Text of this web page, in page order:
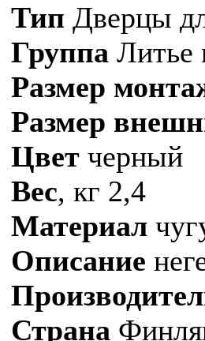
Тип Дверцы
Группа Литье
Размер
Размер
Цвет черный
Вес, кг 2,4
Материал
Описание
Страна